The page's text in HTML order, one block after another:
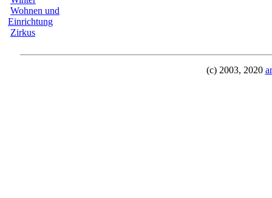
Wohnen und
Einrichtung
Zirkus
(c) 2003, 2020